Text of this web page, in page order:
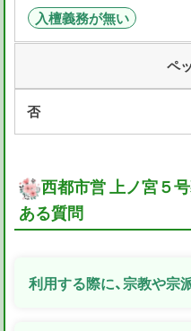
入檀義務が無い
ペ
否
西都市営 上ノ宮５号
ある質問
利用する際に、宗教や宗